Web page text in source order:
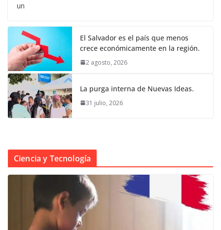
un
El Salvador es el país que menos
crece económicamente en la región.
2 agosto, 2026
La purga interna de Nuevas Ideas.
31 julio, 2026
Ciencia y Tecnología